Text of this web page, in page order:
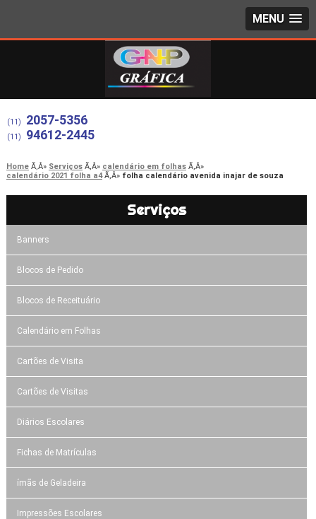
MENU
(11) 2057-5356
(11) 94612-2445
Home Serviços
calendário em folhas
calendário 2021 folha a4
folha calendário avenida inajar de souza
Serviços
Banners
Blocos de Pedido
Blocos de Receituário
Calendário em Folhas
Cartões de Visita
Cartões de Visitas
Diários Escolares
Fichas de Matrículas
ímãs de Geladeira
Impressões Escolares